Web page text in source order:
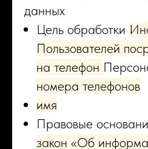
данных
Цель обработки
Пользователей
на телефон
номера телефонов
имя
Правовые
закон «Об